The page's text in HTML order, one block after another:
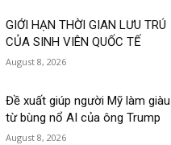
GIỚI HẠN THỜI GIAN LƯU TRÚ
CỦA SINH VIÊN QUỐC TẾ
August 8, 2026
Đề xuất giúp người Mỹ làm giàu
từ bùng nổ AI của ông Trump
August 8, 2026